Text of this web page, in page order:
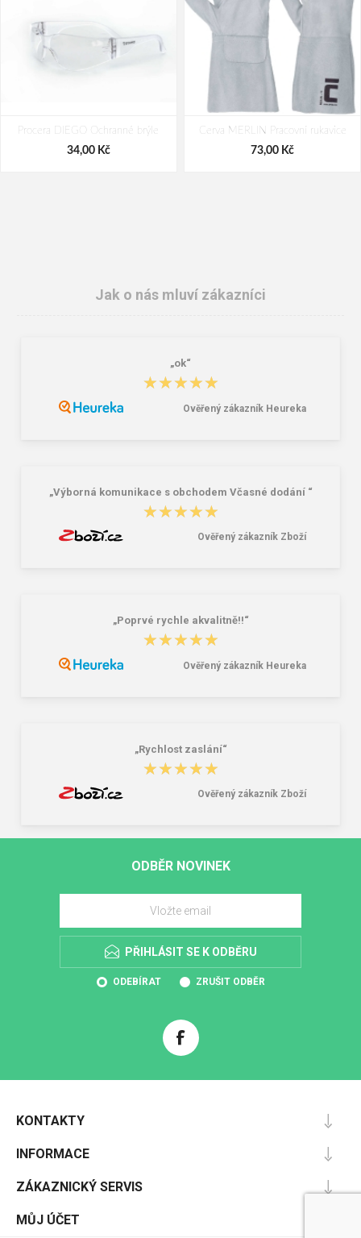
Procera DIEGO Ochranné brýle
34,00 Kč
Cerva MERLIN Pracovní rukavice
73,00 Kč
7,00 Kč
3vrstvá nano rouška 10ks
90,00 Kč 459,00 Kč
Jak o nás mluví zákazníci
„ok“
★★★★★
★★★★★
Ověřený zákazník Heureka
„Výborná komunikace s obchodem Včasné dodání “
★★★★★
★★★★★
Ověřený zákazník Zboží
„Poprvé rychle akvalitně!!“
★★★★★
★★★★★
Ověřený zákazník Heureka
„Rychlost zaslání“
★★★★★
★★★★★
Ověřený zákazník Zboží
ODBĚR NOVINEK
PŘIHLÁSIT SE K ODBĚRU
ODEBÍRAT ZRUŠIT ODBĚR
KONTAKTY
INFORMACE
ZÁKAZNICKÝ SERVIS
MŮJ ÚČET